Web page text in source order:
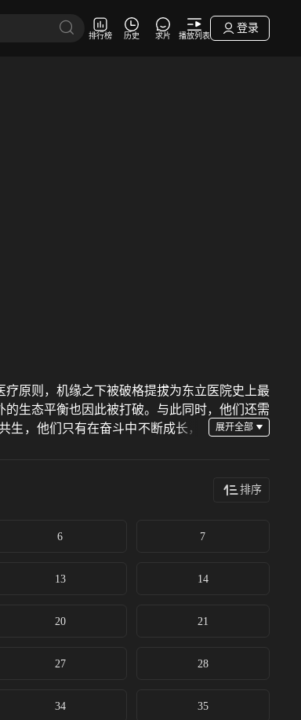
排行榜 历史 求片 播放列表
登录
原则，机缘之下被破格提拔为东立医院史上最
生态平衡也因此被打破。与此同时，他们还需
，他们只有在奋斗中不断成长，
排序
6 7
13 14
20 21
27 28
34 35